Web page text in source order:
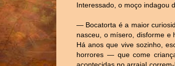
Interessado, o moço indagou
— Bocatorta é a maior
nasceu, o mísero, disforme e
Há anos que vive sozinho,
horrores — que come
acontecidas no arraial